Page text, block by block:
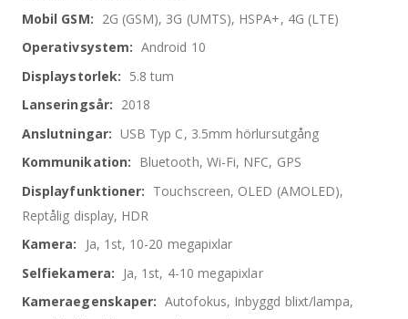
2G (GSM), 3G (UMTS), HSPA+, 4G (LTE)
Android 10
5.8 tum
2018
USB Typ C, 3.5mm hörlursutgång
Bluetooth, Wi-Fi, NFC, GPS
Touchscreen, OLED (AMOLED),
Reptålig display, HDR
Ja, 1st, 10-20 megapixlar
Ja, 1st, 4-10 megapixlar
Autofokus, Inbyggd blixt/lampa,